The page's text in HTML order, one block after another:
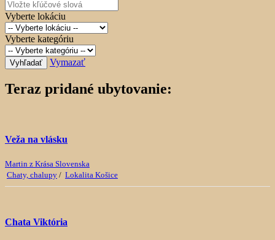
Vyberte lokáciu
Vyberte kategóriu
Vyhľadať Vymazať
Teraz pridané ubytovanie:
Veža na vlásku
Martin z Krása Slovenska
Chaty, chalupy / Lokalita Košice
Chata Viktória